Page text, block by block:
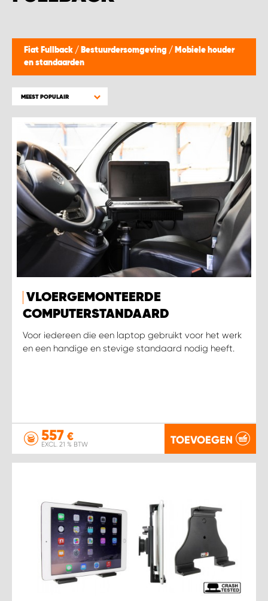
Fiat Fullback / Bestuurdersomgeving / Mobiele houder
en standaarden
MEEST POPULAIR
VLOERGEMONTEERDE
COMPUTERSTANDAARD
Voor iedereen die een laptop gebruikt voor het werk
en een handige en stevige standaard nodig heeft.
557 €
EXCL. 21 % BTW TOEVOEGEN
WORK SYSTEM BEST
WORK SYSTEM ELST
WORK SYSTEM GORREDIJK
WORK SYSTEM GRONINGEN
WORK SYSTEM HARDERWIJK
WORK SYSTEM HARMELEN
WORK SYSTEM HARTWERD
WORK SYSTEM HEERLEN
WORK SYSTEM KOOTWIJKERBROEK
WORK SYSTEM LOPIK AUTOSERVICE BENSCHOP
WORK SYSTEM NIEUWERKERK AAN DEN IJSSEL
WORK SYSTEM REEUWIJK
WORK SYSTEM RIDDERKERK
WORK SYSTEM SIMPELVELD